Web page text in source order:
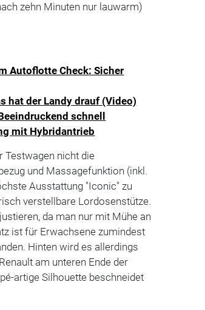
zehn Minuten nur lauwarm)
Autoflotte Check: Sicher
hat der Landy drauf (Video)
schnell
mit Hybridantrieb
Testwagen nicht die
und Massagefunktion (inkl.
Ausstattung "Iconic" zu
verstellbare Lordosenstütze.
da man nur mit Mühe an
ist für Erwachsene zumindest
Hinten wird es allerdings
am unteren Ende der
artige Silhouette beschneidet